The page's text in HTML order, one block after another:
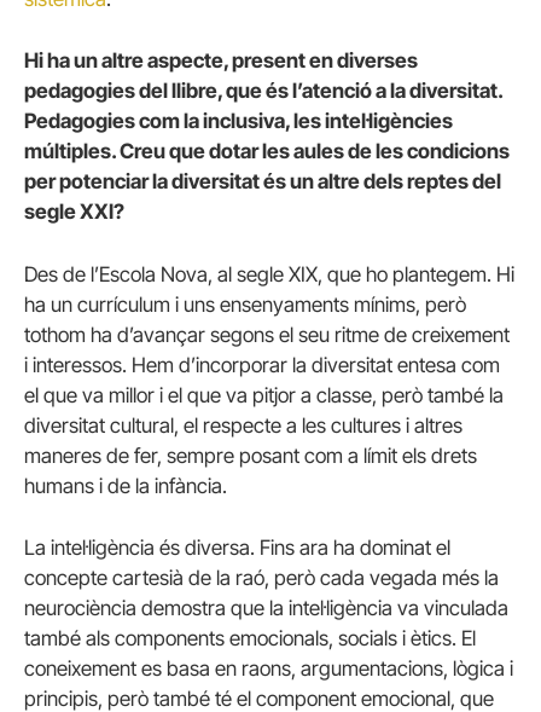
Hi ha un altre aspecte, present en diverses
pedagogies del llibre, que és l’atenció a la diversitat.
Pedagogies com la inclusiva, les intel·ligències
múltiples. Creu que dotar les aules de les condicions
per potenciar la diversitat és un altre dels reptes del
segle XXI?
Des de l’Escola Nova, al segle XIX, que ho plantegem. Hi
ha un currículum i uns ensenyaments mínims, però
tothom ha d’avançar segons el seu ritme de creixement
i interessos. Hem d’incorporar la diversitat entesa com
el que va millor i el que va pitjor a classe, però també la
diversitat cultural, el respecte a les cultures i altres
maneres de fer, sempre posant com a límit els drets
humans i de la infància.
La intel·ligència és diversa. Fins ara ha dominat el
concepte cartesià de la raó, però cada vegada més la
neurociència demostra que la intel·ligència va vinculada
també als components emocionals, socials i ètics. El
coneixement es basa en raons, argumentacions, lògica i
principis, però també té el component emocional, que